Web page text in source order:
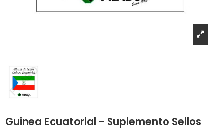
Guinea Ecuatorial - Suplemento Sellos